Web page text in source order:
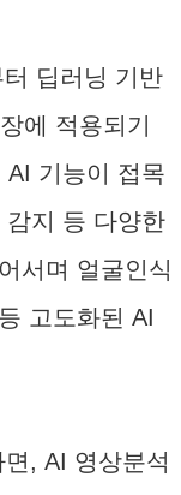
딥러닝 기반
에 적용되기
AI 기능이 접목
지 등 다양한
서며 얼굴인식
고도화된 AI
면, AI 영상분석